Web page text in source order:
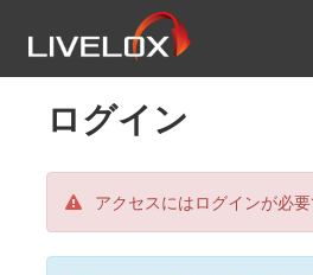
ログイン
アクセスにはログインが必要